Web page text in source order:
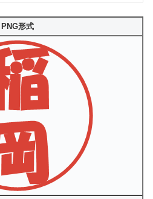
PNG形式